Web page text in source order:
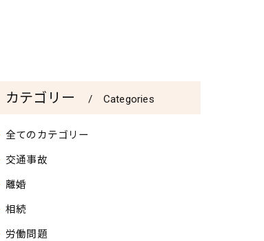
カテゴリー Categories
全てのカテゴリー
交通事故
離婚
相続
労働問題